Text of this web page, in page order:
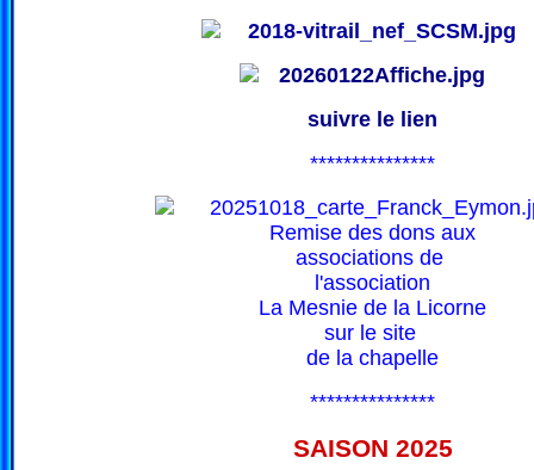
suivre le lien
***************
Remise des dons aux
associations de
l'association
La Mesnie de la Licorne
sur le site
de la chapelle
***************
SAISON 2025